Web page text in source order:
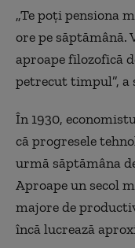
„Te poți pensiona
ore pe săptămână.
aproape filozofică
petrecut timpul”, a
În 1930,
că progresele
urmă săptămâna
Aproape un secol
majore de
încă lucrează